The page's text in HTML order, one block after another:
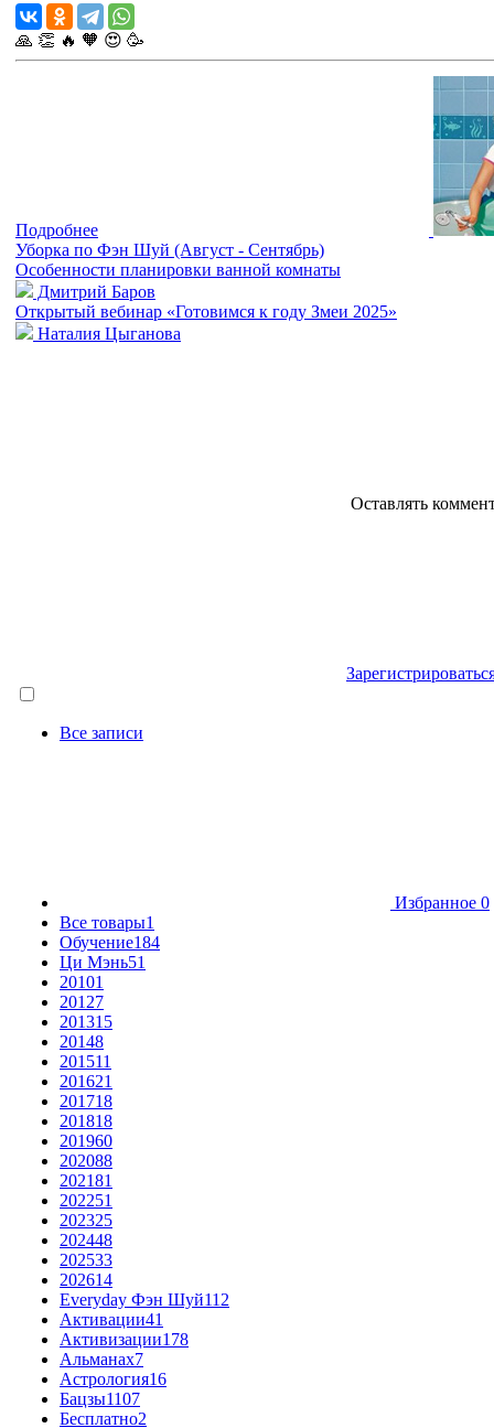
🙏 👏 🔥 🧡 😍 🥳
Подробнее
Уборка по Фэн Шуй (Август - Сентябрь)
Особенности планировки ванной комнаты
Дмитрий Баров
Открытый вебинар «Готовимся к году Змеи 2025»
Наталия Цыганова
Оставлять
Все записи
Избранное 0
Все товары1
Обучение184
Ци Мэнь51
20101
20127
201315
20148
201511
201621
201718
201818
201960
202088
202181
202251
202325
202448
202533
202614
Everyday Фэн Шуй112
Активации41
Активизации178
Альманах7
Астрология16
Бацзы1107
Бесплатно2